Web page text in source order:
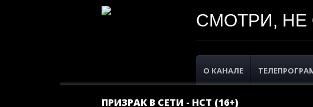
СМОТРИ, НЕ
О КАНАЛЕ
ПРИЗРАК В СЕТИ - НСТ (16+)